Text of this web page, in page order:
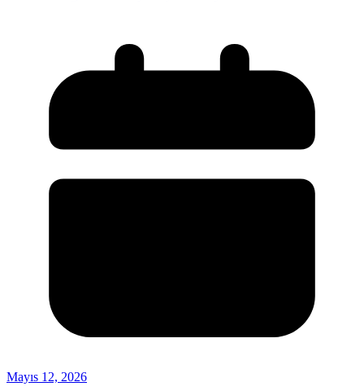
Mayıs 12, 2026